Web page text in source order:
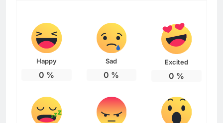
Happy
0 %
Sad
0 %
Excited
0 %